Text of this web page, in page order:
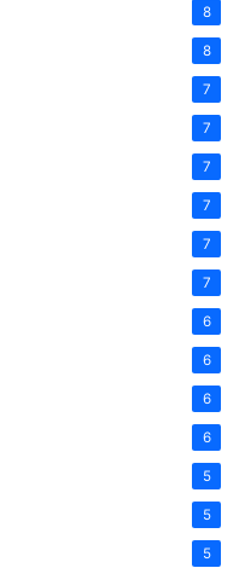
8
8
7
7
7
7
7
7
6
6
6
6
5
5
5